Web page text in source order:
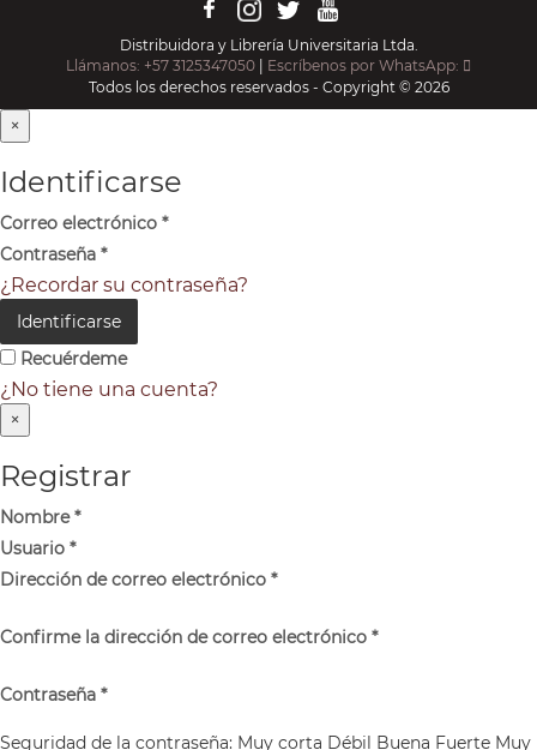
Distribuidora y Librería Universitaria Ltda.
Llámanos: +57 3125347050
Escríbenos por WhatsApp:
Todos los derechos reservados - Copyright © 2026
×
Identificarse
Correo electrónico *
Contraseña *
¿Recordar su contraseña?
Identificarse
Recuérdeme
¿No tiene una cuenta?
×
Registrar
Nombre*
Usuario *
Dirección de correo electrónico *
Confirme la dirección de correo electrónico *
Contraseña *
Seguridad de la contraseña: Muy corta Débil Buena Fuerte Muy